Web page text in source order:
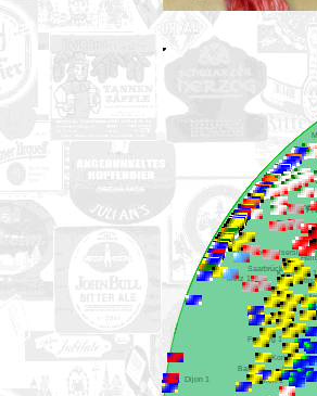
Zürich 1
Köln 1
Luxemburg 1
Basel 1
Karlsruhe 1
Saarbrücken 1
Metz 1
Freiburg 1
Konstanz 1
Aachen 1
Koblenz 1
Dijon 1
Bregenz 1
Tübingen 1